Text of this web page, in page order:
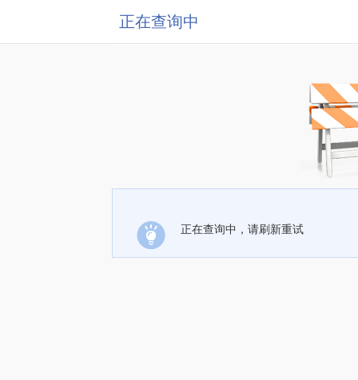
正在查询中
正在查询中，请刷新重试